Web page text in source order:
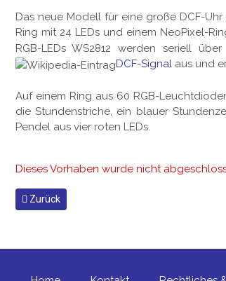
Das neue Modell für eine große DCF-
Ring mit 24 LEDs und einem NeoPixel-
RGB-LEDs WS2812 werden seriell
DCF-Signalaus und
Auf einem Ring aus 60 RGB-
die Stundenstriche, ein blauer
Pendel aus vier roten LEDs.
Dieses Vorhaben wurde nicht
Vorheriger Beitrag: Keep it simple and stupid
Zurück